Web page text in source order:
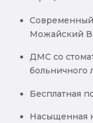
Современный
Можайский
ДМС со
больничного
Бесплатная
Насыщенная